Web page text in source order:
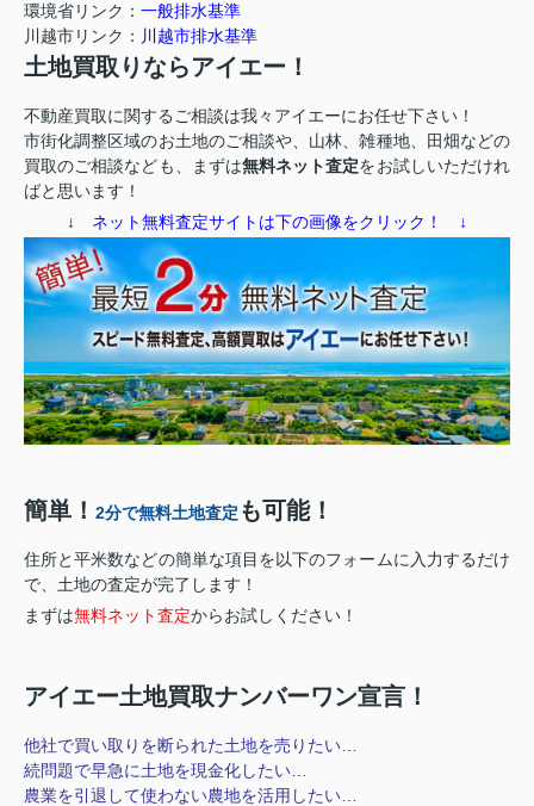
環境省リンク： 一般排水基準
川越市リンク： 川越市排水基準
土地買取りならアイエー！
不動産買取に関するご相談は我々アイエーにお任せ下さい！
市街化調整区域のお土地のご相談や、山林、雑種地、田畑などの
買取のご相談なども、まずは無料ネット査定をお試しいただけれ
ばと思います！
↓ ネット無料査定サイトは下の画像をクリック！ ↓
簡単！ 2分で無料土地査定 も可能！
住所と平米数などの簡単な項目を以下のフォームに入力するだけ
で、土地の査定が完了します！
まずは無料ネット査定からお試しください！
アイエー土地買取ナンバーワン宣言！
他社で買い取りを断られた土地を売りたい…
続問題で早急に土地を現金化したい…
農業を引退して使わない農地を活用したい…